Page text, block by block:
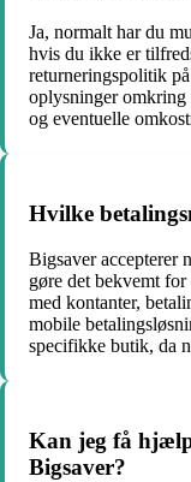
Ja, normalt har du
hvis du ikke er
returneringspolitik
oplysninger omkring
og eventuelle
Hvilke
Bigsaver accepterer
gøre det bekvemt
med kontanter,
mobile
specifikke butik, da
Kan jeg få
Bigsaver?